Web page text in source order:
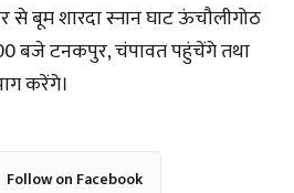
से बूम शारदा स्नान घाट ऊंचौलीगोठ
बजे टनकपुर, चंपावत पहुंचेंगे तथा
करेंगे।
Follow on Facebook